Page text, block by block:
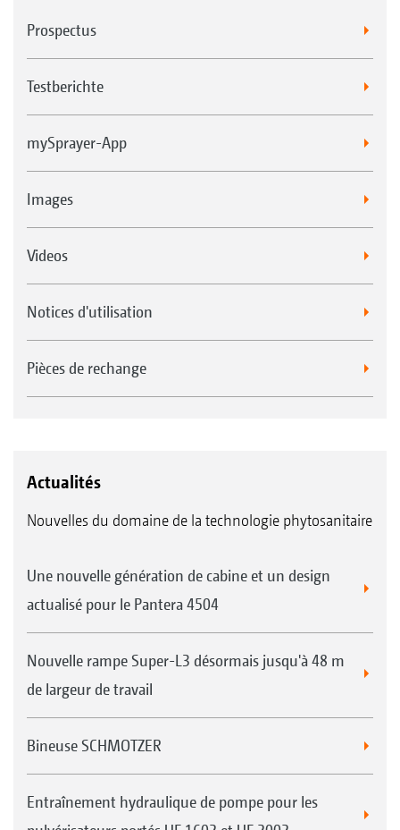
Prospectus
Testberichte
mySprayer-App
Images
Videos
Notices d'utilisation
Pièces de rechange
Actualités
Nouvelles du domaine de la technologie phytosanitaire
Une nouvelle génération de cabine et un design
actualisé pour le Pantera 4504
Nouvelle rampe Super-L3 désormais jusqu'à 48 m
de largeur de travail
Bineuse SCHMOTZER
Entraînement hydraulique de pompe pour les